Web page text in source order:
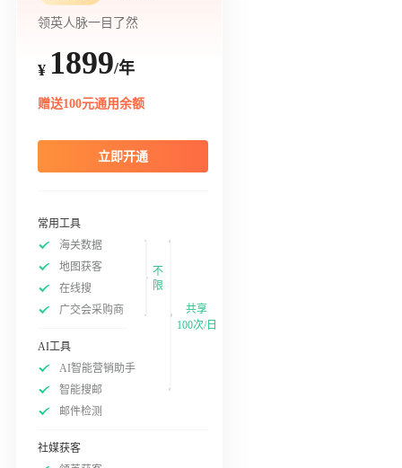
领英人脉一目了然
¥ 1899/年
赠送100元通用余额
立即开通
常用工具
海关数据
地图获客
在线搜
广交会采购商
不
限
AI工具
AI智能营销助手
智能搜邮
邮件检测
社媒获客
共享
100次/日